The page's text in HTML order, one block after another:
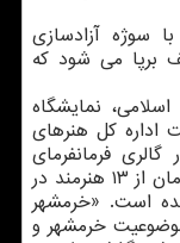
سوژه آزادسازی
برپا می شود كه
نمایشگاه
+۳۰» با حمایت اداره كل هنرهای
فرمانفرمای
تهران برگزار شده است كه ۳۶ عكس و چیدمان از ۱۳ هنرمند در
است. «خرمشهر
موضوعیت خرمشهر و